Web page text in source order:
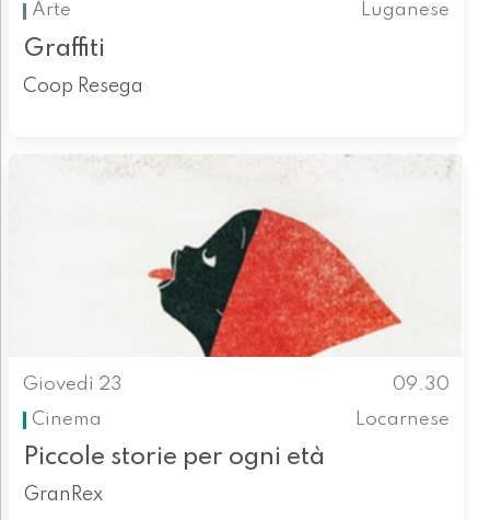
Arte
Luganese
Graffiti
Coop Resega
Giovedì 23
09.30
Cinema
Locarnese
Piccole storie per ogni età
GranRex